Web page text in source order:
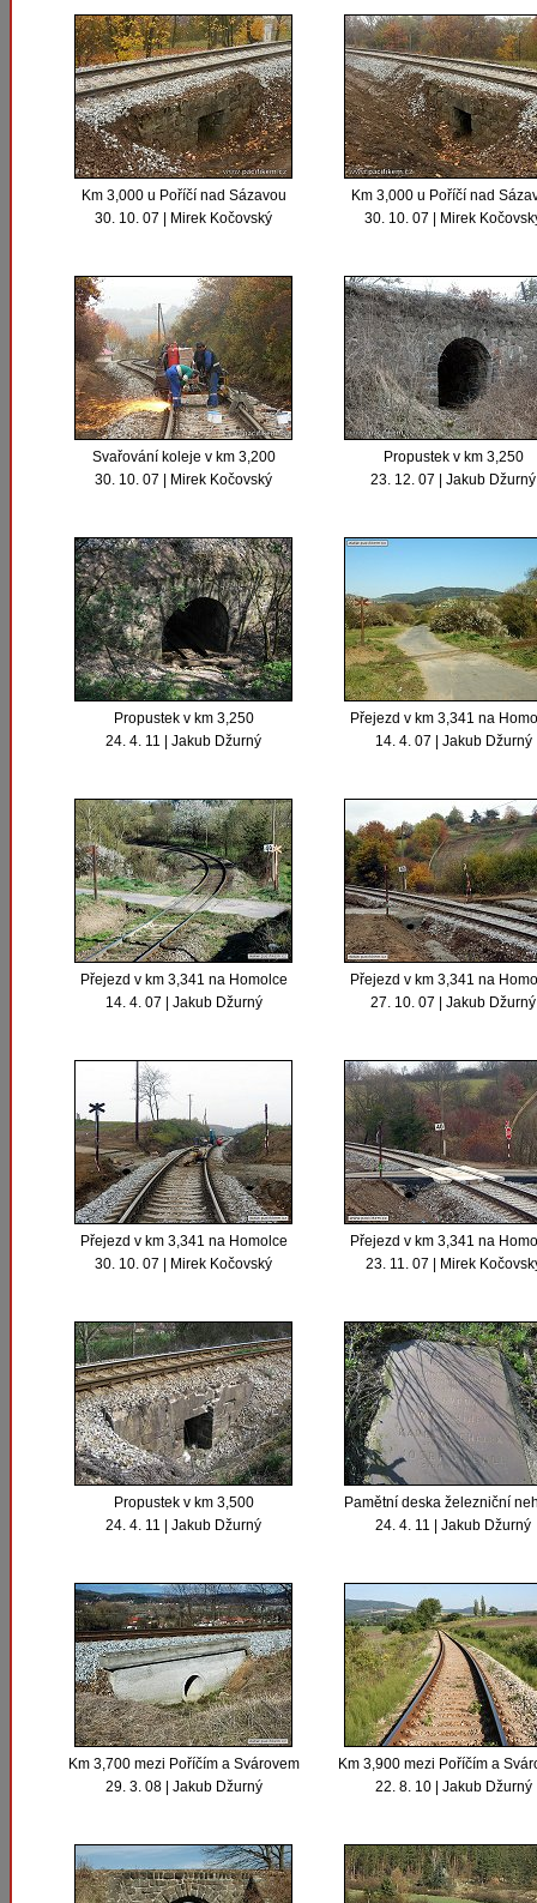
Km 3,000 u Poříčí nad Sázavou
30. 10. 07 | Mirek Kočovský
Km 3,000 u Poříčí nad
30. 10. 07 | Mirek
Svařování koleje v km 3,200
30. 10. 07 | Mirek Kočovský
Propustek v km 3,250
23. 12. 07 | Jakub Džurný
Propustek v km 3,250
24. 4. 11 | Jakub Džurný
Přejezd v km 3,341 na
14. 4. 07 | Jakub Džurný
Přejezd v km 3,341 na Homolce
14. 4. 07 | Jakub Džurný
Přejezd v km 3,341 na
27. 10. 07 | Jakub Džurný
Přejezd v km 3,341 na Homolce
30. 10. 07 | Mirek Kočovský
Přejezd v km 3,341 na
23. 11. 07 | Mirek
Propustek v km 3,500
24. 4. 11 | Jakub Džurný
Pamětní deska železniční
24. 4. 11 | Jakub Džurný
Km 3,700 mezi Poříčím a Svárovem
29. 3. 08 | Jakub Džurný
Km 3,900 mezi Poříčím a
22. 8. 10 | Jakub Džurný